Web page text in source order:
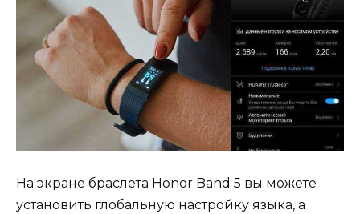
На экране браслета Honor Band 5 вы можете
установить глобальную настройку языка, а